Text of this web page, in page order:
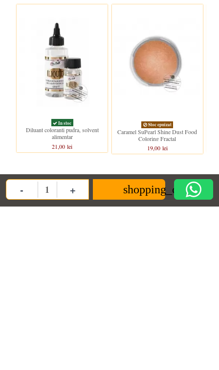
- Quantity + shopping_cart
In stoc
Diluant coloranti pudra, solvent
alimentar
21,00 lei
Stoc epuizat
Caramel SuPearl Shine Dust Food
Coloring Fractal
19,00 lei